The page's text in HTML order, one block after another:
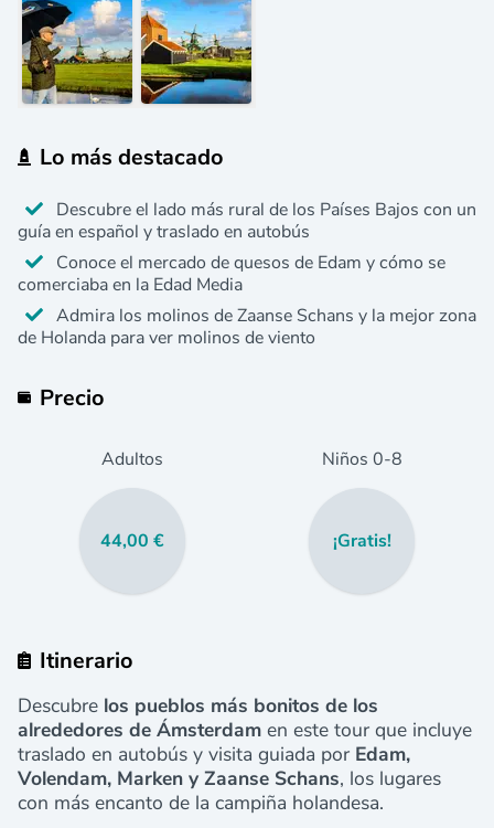
Lo más destacado
Descubre el lado más rural de los Países Bajos con un
guía en español y traslado en autobús
Conoce el mercado de quesos de Edam y cómo se
comerciaba en la Edad Media
Admira los molinos de Zaanse Schans y la mejor zona
de Holanda para ver molinos de viento
Precio
Adultos
44,00 €
Niños 0-8
¡Gratis!
Itinerario
Descubre los pueblos más bonitos de los
alrededores de Ámsterdam en este tour que incluye
traslado en autobús y visita guiada por Edam,
Volendam, Marken y Zaanse Schans, los lugares
con más encanto de la campiña holandesa.